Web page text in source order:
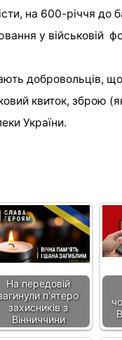
на 600-річчя до
у військовій
добровольців,
квиток, зброю
України.
На передовій
п'ятеро
захисників з
Вінниччини